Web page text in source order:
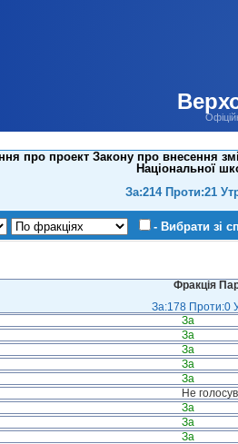
про проект Закону про внесення
Національної
За:214 Проти:21
- Вибрати зі
Фракція
За:178 Проти:0
За
За
За
За
За
Не
За
За
За